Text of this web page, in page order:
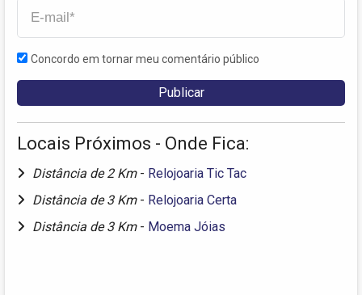
Concordo em tornar meu comentário público
Locais Próximos - Onde Fica:
Distância de 2 Km - Relojoaria Tic Tac
Distância de 3 Km - Relojoaria Certa
Distância de 3 Km - Moema Jóias